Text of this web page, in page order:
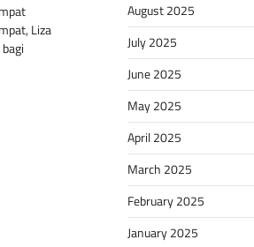
Liza
August 2025
July 2025
June 2025
May 2025
April 2025
March 2025
February 2025
January 2025